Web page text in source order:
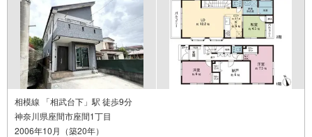
相模線 「相武台下」駅 徒歩9分
神奈川県座間市座間1丁目
2006年10月（築20年）